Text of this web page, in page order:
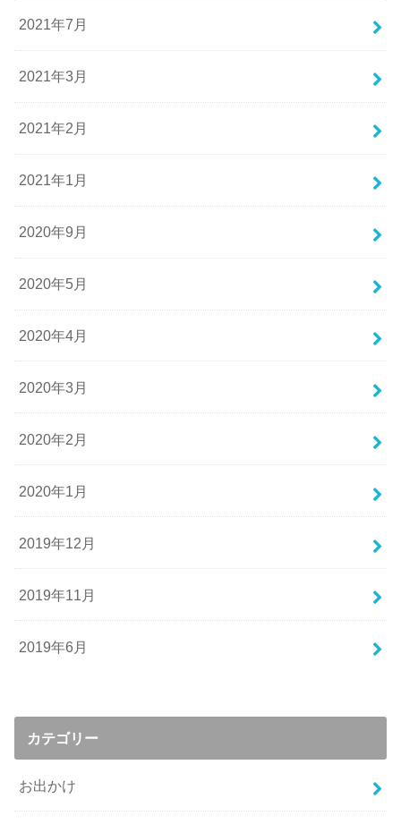
2021年7月
2021年3月
2021年2月
2021年1月
2020年9月
2020年5月
2020年4月
2020年3月
2020年2月
2020年1月
2019年12月
2019年11月
2019年6月
カテゴリー
お出かけ